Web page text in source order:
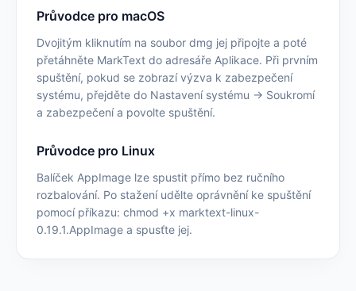
Průvodce pro macOS
Dvojitým kliknutím na soubor dmg jej připojte a poté
přetáhněte MarkText do adresáře Aplikace. Při prvním
spuštění, pokud se zobrazí výzva k zabezpečení
systému, přejděte do Nastavení systému -> Soukromí
a zabezpečení a povolte spuštění.
Průvodce pro Linux
Balíček AppImage lze spustit přímo bez ručního
rozbalování. Po stažení udělte oprávnění ke spuštění
pomocí příkazu: chmod +x marktext-linux-
0.19.1.AppImage a spusťte jej.